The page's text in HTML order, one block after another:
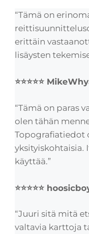
“Tämä on
erittäin
lisäysten
⭐⭐⭐⭐⭐
“Tämä on paras
olen tähän
Topografiatiedot
yksityiskohtaisia.
käyttää.”
⭐⭐⭐⭐⭐
“Juuri sitä mitä
valtavia karttoja